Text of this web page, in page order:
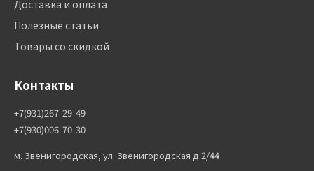
Доставка и оплата
Полезные статьи
Товары со скидкой
Контакты
+7(931)267-29-49
+7(930)006-70-30
м. Звенигородская, ул. Звенигородская д.2/44